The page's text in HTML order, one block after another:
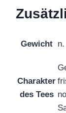
Gewicht
Charakter
des Tees